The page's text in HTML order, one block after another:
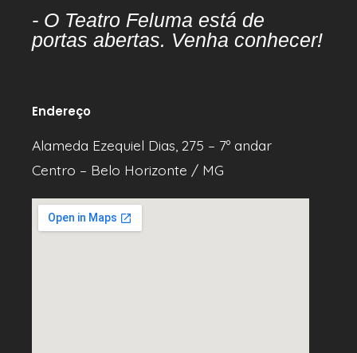
- O Teatro Feluma está de
portas abertas. Venha conhecer!
Endereço
Alameda Ezequiel Dias, 275 – 7º andar
Centro – Belo Horizonte / MG